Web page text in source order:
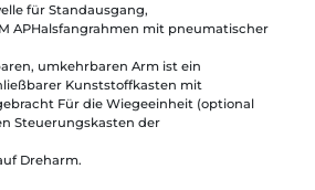
für Standausgang,
APHalsfangrahmen mit pneumatischer
umkehrbaren Arm ist ein
Kunststoffkasten mit
Für die Wiegeeinheit (optional
Steuerungskasten der
Dreharm.